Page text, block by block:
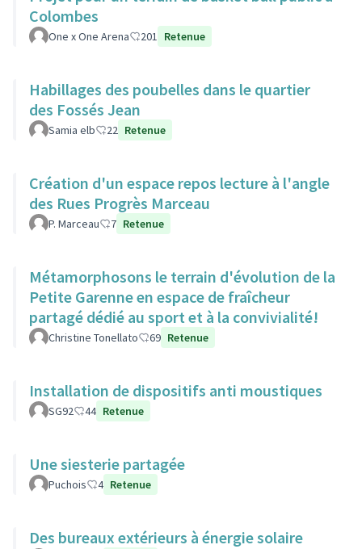
Colombes
One x One Arena 201 Retenue
Habillages des poubelles dans le quartier
des Fossés Jean
Samia elb 22 Retenue
Création d'un espace repos lecture à l'angle
des Rues Progrès Marceau
P. Marceau 7 Retenue
Métamorphosons le terrain d'évolution de la
Petite Garenne en espace de fraîcheur
partagé dédié au sport et à la convivialité!
Christine Tonellato 69 Retenue
Installation de dispositifs anti moustiques
SG92 44 Retenue
Une siesterie partagée
Puchois 4 Retenue
Des bureaux extérieurs à énergie solaire